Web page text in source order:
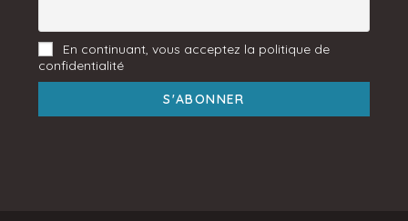
En continuant, vous acceptez la politique de
confidentialité